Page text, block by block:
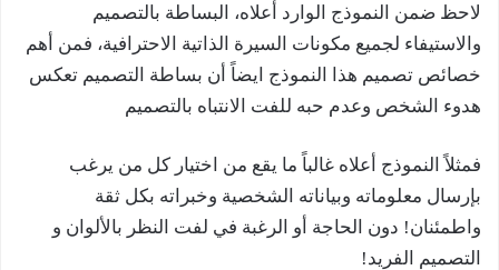
لاحظ ضمن النموذج الوارد أعلاه، البساطة بالتصميم
والاستيفاء لجميع مكونات السيرة الذاتية الاحترافية، فمن أهم
خصائص تصميم هذا النموذج ايضاً أن بساطة التصميم تعكس
هدوء الشخص وعدم حبه للفت الانتباه بالتصميم
فمثلاً النموذج أعلاه غالباً ما يقع من اختيار كل من يرغب
بإرسال معلوماته وبياناته الشخصية وخبراته بكل ثقة
واطمئنان! دون الحاجة أو الرغبة في لفت النظر بالألوان و
التصميم الفريد!